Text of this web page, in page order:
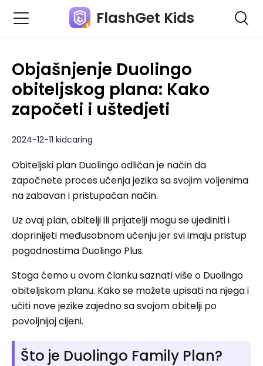
FlashGet Kids
Objašnjenje Duolingo
obiteljskog plana: Kako
započeti i uštedjeti
2024-12-11 kidcaring
Obiteljski plan Duolingo odličan je način da
započnete proces učenja jezika sa svojim voljenima
na zabavan i pristupačan način.
Uz ovaj plan, obitelji ili prijatelji mogu se ujediniti i
doprinijeti međusobnom učenju jer svi imaju pristup
pogodnostima Duolingo Plus.
Stoga ćemo u ovom članku saznati više o Duolingo
obiteljskom planu. Kako se možete upisati na njega i
učiti nove jezike zajedno sa svojom obitelji po
povoljnijoj cijeni.
Što je Duolingo Family Plan?